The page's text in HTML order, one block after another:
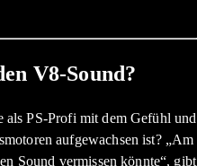
V8-Sound?
als PS-Profi mit dem Gefühl und
aufgewachsen ist? „Am
Sound vermissen könnte“, gibt